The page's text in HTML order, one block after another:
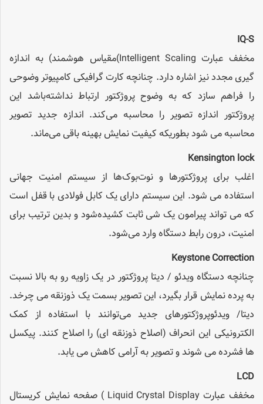
IQ-S
مخفف عبارت Intelligent Scaling)مقیاس هوشمند) به اندازه
گیری مجدد نیز اشاره دارد. چنانچه کارت گرافیکی کامپیوتر وضوحی
را فراهم سازد که به وضوح پروژکتور ارتباط‌‌‌ نداشته‌باشد این
پروژکتور اندازه تصویر را محاسبه می‌کند. اندازه جدید تصویر
محاسبه می شود بطوریکه کیفیت نمایش بهینه باقی می‌ماند.
Kensington lock
اغلب برای پروژکتورها و نوت‌بوک‌ها از سیستم امنیت جهانی
استفاده می شود. این سیستم دارای یک کابل فولادی با قفل است
که می تواند پیرامون یک شی ثابت کشیده‌شود و بدین ترتیب برای
امنیت، درون رابط دستگاه وارد می‌شود.
Keystone Correction
چنانچه دستگاه ویدئو / دیتا پروژکتور در یک زاویه رو به بالا نسبت
به پرده نمایش قرار بگیرد، این تصویر بسمت یک ذوزنقه می چرخد.
دیتا/ ویدئوپروژکتورهای جدید می‌توانند با استفاده از کمک
الکترونیکی این انحراف (اصلاح ذوزنقه ای) را اصلاح کنند. پیکسل
ها فشرده می شوند و تصویر به آرامی کاهش می یابد.
LCD
مخفف عبارت Liquid Crystal Display ) صفحه نمایش کریستال